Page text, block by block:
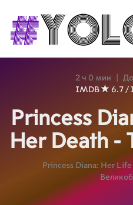
2 ч 0 мин
IMDB
6.7 /
Princess
Her Death -
Princess Diana: Her